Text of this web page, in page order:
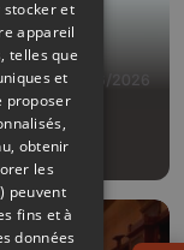
29/06/2026
pour
stocker et
appareil
telles que
et
proposer
obtenir
les
peuvent
fins et à
données